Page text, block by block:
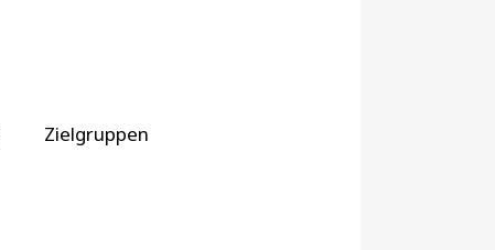
Zielgruppen